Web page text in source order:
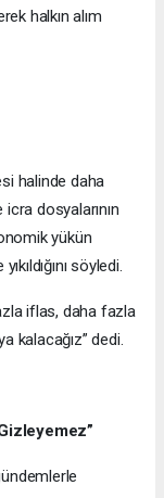
halkın alım
halinde daha
dosyalarının
yükün
söyledi.
iflas, daha fazla
kalacağız” dedi.